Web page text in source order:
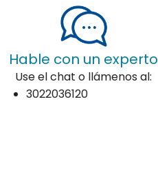
Hable con un experto
Use el chat o llámenos al:
3022036120